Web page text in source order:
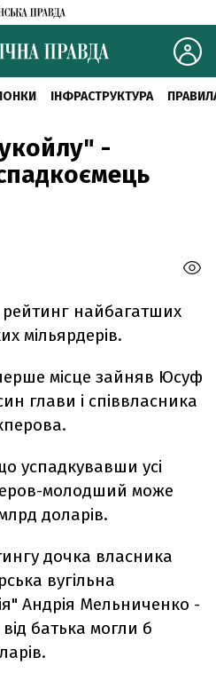
ІНФРАСТРУКТУРА
-
найбагатших
мільярдерів.
місце зайняв Юсуф
глави і співвласника
успадкувавши усі
молодший може
доларів.
дочка власника
вугільна
Андрія Мельниченко -
батька могли б